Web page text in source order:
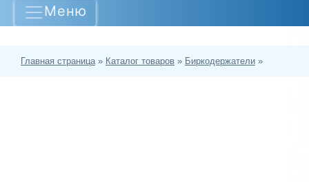
Меню
Главная страница » Каталог товаров » Биркодержатели »